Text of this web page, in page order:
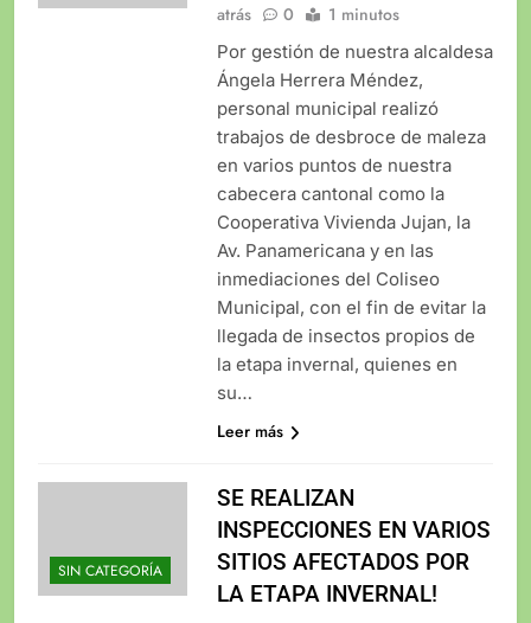
atrás
0 1 minutos
Por gestión de nuestra alcaldesa
Ángela Herrera Méndez,
personal municipal realizó
trabajos de desbroce de maleza
en varios puntos de nuestra
cabecera cantonal como la
Cooperativa Vivienda Jujan, la
Av. Panamericana y en las
inmediaciones del Coliseo
Municipal, con el fin de evitar la
llegada de insectos propios de
la etapa invernal, quienes en
su…
Leer más
SIN CATEGORÍA
SE REALIZAN
INSPECCIONES EN VARIOS
SITIOS AFECTADOS POR
LA ETAPA INVERNAL!